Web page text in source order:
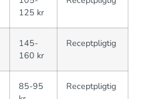
125 kr
145-
160 kr
Receptpligtig
85-95
Receptpligtig